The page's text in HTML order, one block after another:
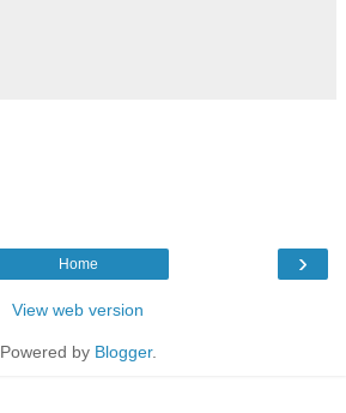
›
Home
View web version
Powered by Blogger.